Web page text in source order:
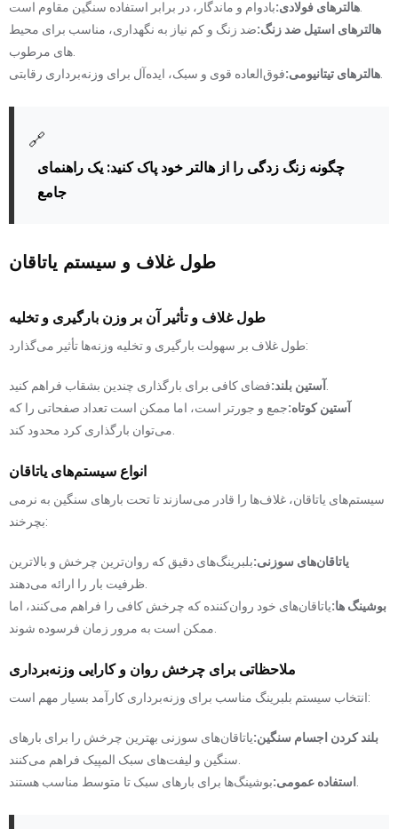
هالترهای فولادی:
هالترهای استیل ضد زنگ:ضد زنگ و کم نیاز به نگهداری، مناسب برای محیط
هالترهای تیتانیومی:
🔗
چگونه زنگ زدگی را از هالتر خود پاک کنید: یک راهنمای
جامع
طول غلاف و سیستم یاتاقان
طول غلاف و تأثیر آن بر وزن بارگیری و تخلیه
طول غلاف بر سهولت بارگیری و تخلیه وزنه‌ها تأثیر می‌گذارد:
آستین بلند:
آستین کوتاه:جمع و جورتر است، اما ممکن است تعداد صفحاتی را که
انواع سیستم‌های یاتاقان
سیستم‌های یاتاقان، غلاف‌ها را قادر می‌سازند تا تحت بارهای سنگین به نرمی
بچرخند:
یاتاقان‌های سوزنی:بلبرینگ‌های دقیق که روان‌ترین چرخش و بالاترین
بوشینگ ها:یاتاقان‌های خود روان‌کننده که چرخش کافی را فراهم می‌کنند، اما
ملاحظاتی برای چرخش روان و کارایی وزنه‌برداری
انتخاب سیستم بلبرینگ مناسب برای وزنه‌برداری کارآمد بسیار مهم است:
بلند کردن اجسام سنگین:یاتاقان‌های سوزنی بهترین چرخش را برای بارهای
استفاده عمومی: